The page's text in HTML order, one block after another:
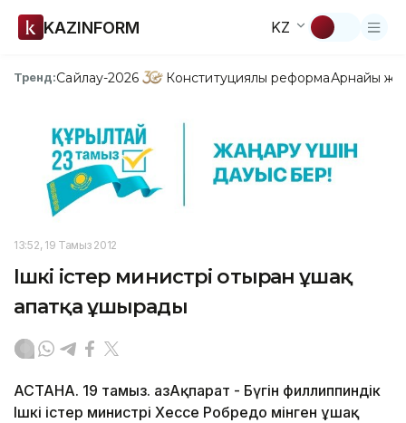
KAZINFORM KZ
Тренд:Сайлау-2026 Конституциялық реформаАрнайы
13:52, 19 Тамыз 2012
Ішкі істер министрі отырған ұшақ
апатқа ұшырады
АСТАНА. 19 тамыз. ҚазАқпарат - Бүгін филлиппиндік
Ішкі істер министрі Хессе Робредо мінген ұшақ